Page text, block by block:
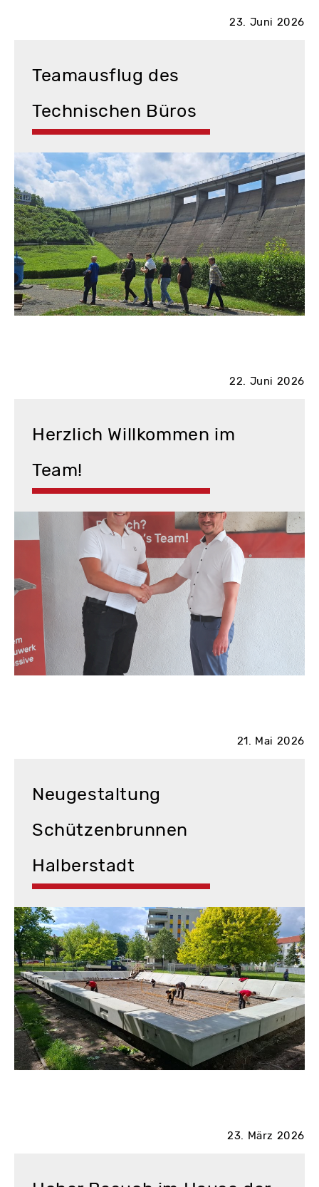
23. Juni 2026
Teamausflug des
Technischen Büros
22. Juni 2026
Herzlich Willkommen im
Team!
21. Mai 2026
Neugestaltung
Schützenbrunnen
Halberstadt
23. März 2026